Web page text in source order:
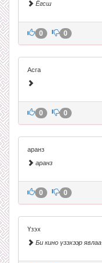
Ёгсш
0 0
Асга
0 0
аранз
аранз
0 0
Үзэх
Би кино үзэхээр явлаа